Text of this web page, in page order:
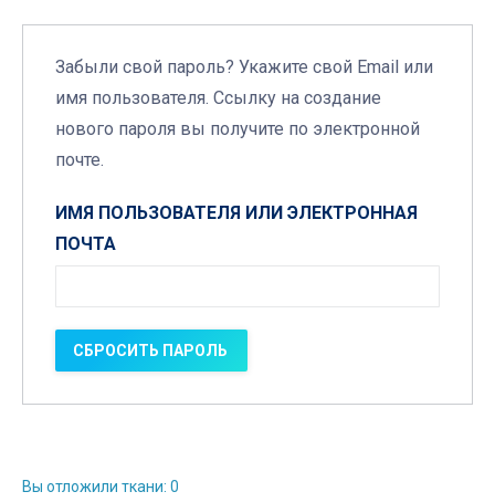
Забыли свой пароль? Укажите свой Email или
имя пользователя. Ссылку на создание
нового пароля вы получите по электронной
почте.
ИМЯ ПОЛЬЗОВАТЕЛЯ ИЛИ ЭЛЕКТРОННАЯ
ПОЧТА
СБРОСИТЬ ПАРОЛЬ
Вы отложили ткани: 0